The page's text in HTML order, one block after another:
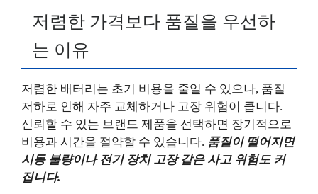
저렴한 가격보다 품질을 우선하
는 이유
저렴한 배터리는 초기 비용을 줄일 수 있으나, 품질
저하로 인해 자주 교체하거나 고장 위험이 큽니다.
신뢰할 수 있는 브랜드 제품을 선택하면 장기적으로
비용과 시간을 절약할 수 있습니다. 품질이 떨어지면
시동 불량이나 전기 장치 고장 같은 사고 위험도 커
집니다.